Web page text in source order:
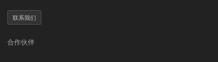
联系我们
合作伙伴